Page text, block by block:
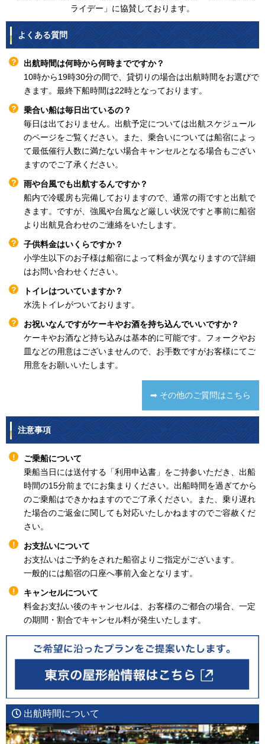
ライデー」に協賛しております。
よくある質問
出航時間は何時から何時までですか？
10時から19時30分の間で、貸切りの場合は出航時間をお選びで
きます。最終下船時間は22時となっております。
乗合い船は毎日出ているの？
毎日は出ておりません。出航予定については出航スケジュール
のページをご覧ください。また、乗合いについては船宿によっ
て最低催行人数に満たない場合キャンセルとなる場合もござい
ますのでご了承ください。
雨や台風でも出航するんですか？
船内で冷暖房も完備しておりますので、通常の雨ですと出航で
きます。ですが、強風や台風など厳しい状況ですと事前に船宿
より出航見合わせのご連絡をいたします。
子供料金はいくらですか？
小学生以下のお子様は船宿によって料金が異なりますので詳細
はお問い合わせください。
トイレはついていますか？
水洗トイレがついております。
お祝いなんですがケーキやお酒を持ち込んでいいですか？
ケーキやお酒など持ち込みは基本的に可能です。フォークやお
皿などの用意はございませんので、お手数ですがお客様にてご
用意をお願いいたします。
➡ その他のご質問はこちら
注意事項
ご乗船について
乗船当日には送付する「利用申込書」をご持参いただき、出船
時間の15分前までにお集まりください。出船時間を過ぎてから
のご乗船はできかねますのでご了承ください。また、乗り遅れ
た場合のご返金に関しても対応いたしかねますのでご容赦くだ
さい。
お支払いについて
お支払いはご予約をされた船宿よりご指定がございます。
一般的には船宿の口座へ事前入金となります。
キャンセルについて
料金お支払い後のキャンセルは、お客様のご都合の場合、一定
の期間・割合でキャンセル料が発生いたします。
出航時間について